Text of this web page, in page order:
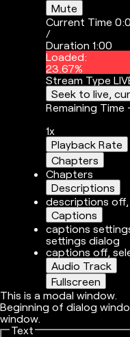
Mute
Current Time
/
Duration1:00
Loaded:
23.67%
Stream Type
Seek to live,
Remaining Time
1x
Playback Rate
Chapters
Chapters
Descriptions
descriptions off
Captions
captions
settings dialog
captions off,
Audio Track
Fullscreen
This is a modal window.
Beginning of dialog
window.
Text